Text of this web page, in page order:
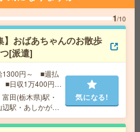
菓子の仕分け[派遣]
武宇都宮駅・雀宮
ど勤務地多数！
時給！品質検査・データ入
1/10
】おばあちゃんのお散歩
[派遣]
1300円～ ■週払
日収1万400円以
田(栃木県)駅・
駅・あしかがフ
務地多数！
気になる!